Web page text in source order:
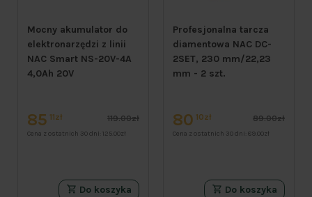
Mocny akumulator do
elektronarzędzi z linii
NAC Smart NS-20V-4A
4,0Ah 20V
85 11zł 119.00zł
Cena z ostatnich 30 dni: 125.00zł
Do koszyka
Profesjonalna tarcza
diamentowa NAC DC-
2SET, 230 mm/22,23
mm - 2 szt.
80 10zł 89.00zł
Cena z ostatnich 30 dni: 89.00zł
Do koszyka